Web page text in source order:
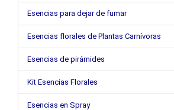
Esencias para dejar de fumar
Esencias florales de Plantas Carnívoras
Esencias de pirámides
Kit Esencias Florales
Esencias en Spray